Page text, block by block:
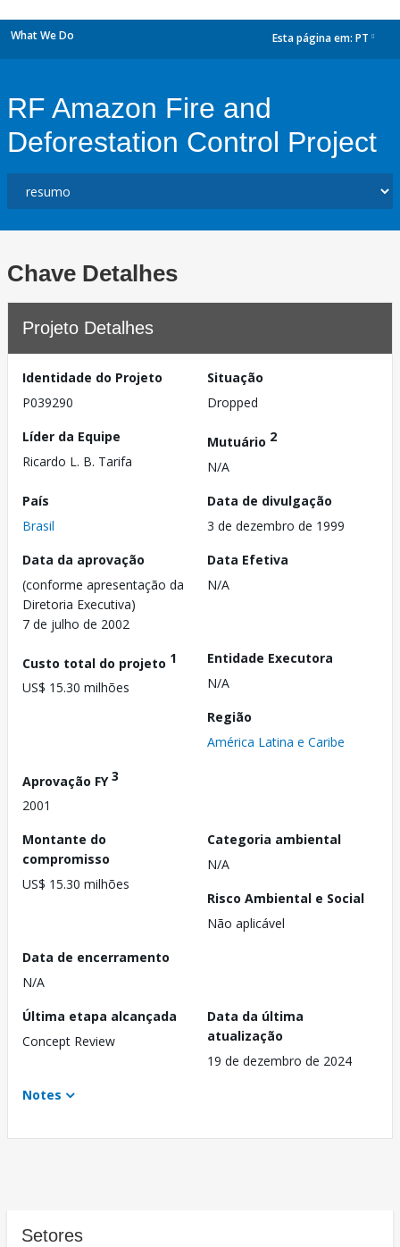
What We Do Esta página em: PT
RF Amazon Fire and
Deforestation Control Project
Chave Detalhes
Projeto Detalhes
Identidade do Projeto
P039290
Situação
Dropped
Líder da Equipe
Ricardo L. B. Tarifa
Mutuário 2
N/A
País
Brasil
Data de divulgação
3 de dezembro de 1999
Data da aprovação
(conforme apresentação da
Diretoria Executiva)
7 de julho de 2002
Data Efetiva
N/A
Custo total do projeto 1
US$ 15.30 milhões
Entidade Executora
N/A
Região
América Latina e Caribe
Aprovação FY3
2001
Montante do
compromisso
US$ 15.30 milhões
Categoria ambiental
N/A
Risco Ambiental e Social
Não aplicável
Data de encerramento
N/A
Última etapa alcançada
Concept Review
Data da última
atualização
19 de dezembro de 2024
Notes
Setores